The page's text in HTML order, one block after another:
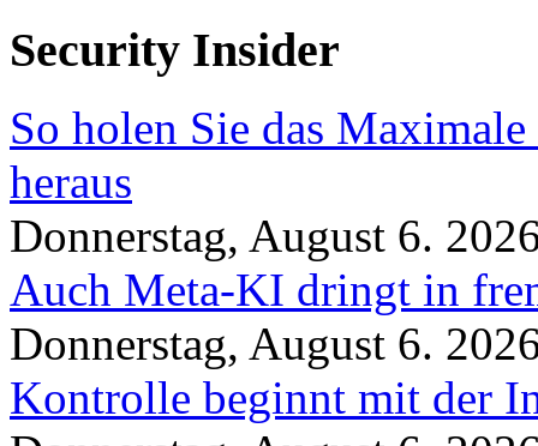
Security Insider
So holen Sie das
heraus
Donnerstag, August 6.
Auch Meta-KI dringt in
Donnerstag, August 6.
Kontrolle beginnt mit der